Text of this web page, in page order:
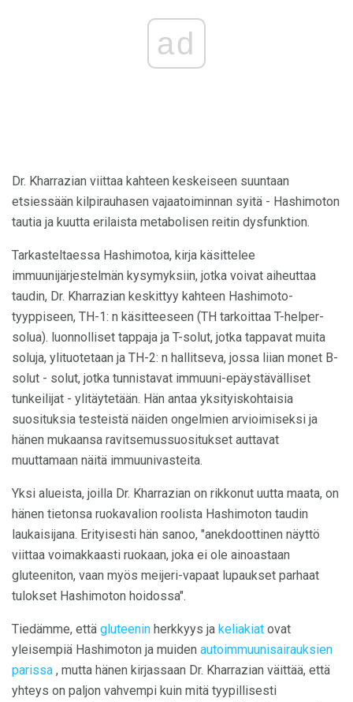
ad
Dr. Kharrazian viittaa kahteen keskeiseen suuntaan
etsiessään kilpirauhasen vajaatoiminnan syitä - Hashimoton
tautia ja kuutta erilaista metabolisen reitin dysfunktion.
Tarkasteltaessa Hashimotoa, kirja käsittelee
immuunijärjestelmän kysymyksiin, jotka voivat aiheuttaa
taudin, Dr. Kharrazian keskittyy kahteen Hashimoto-
tyyppiseen, TH-1: n käsitteeseen (TH tarkoittaa T-helper-
solua). luonnolliset tappaja ja T-solut, jotka tappavat muita
soluja, ylituotetaan ja TH-2: n hallitseva, jossa liian monet B-
solut - solut, jotka tunnistavat immuuni-epäystävälliset
tunkeilijat - ylitäytetään. Hän antaa yksityiskohtaisia ​​
suosituksia testeistä näiden ongelmien arvioimiseksi ja
hänen mukaansa ravitsemussuositukset auttavat
muuttamaan näitä immuunivasteita.
Yksi alueista, joilla Dr. Kharrazian on rikkonut uutta maata, on
hänen tietonsa ruokavalion roolista Hashimoton taudin
laukaisijana. Erityisesti hän sanoo, "anekdoottinen näyttö
viittaa voimakkaasti ruokaan, joka ei ole ainoastaan ​​
gluteeniton, vaan myös meijeri-vapaat lupaukset parhaat
tulokset Hashimoton hoidossa".
Tiedämme, että gluteenin herkkyys ja keliakiat ovat
yleisempiä Hashimoton ja muiden autoimmuunisairauksien
parissa , mutta hänen kirjassaan Dr. Kharrazian väittää, että
yhteys on paljon vahvempi kuin mitä tyypillisesti